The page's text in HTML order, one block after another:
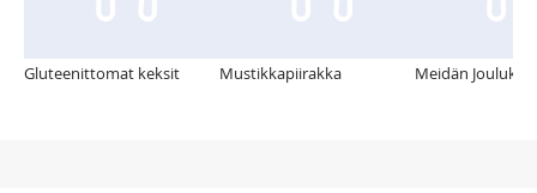
Gluteenittomat keksit Mustikkapiirakka Meidän